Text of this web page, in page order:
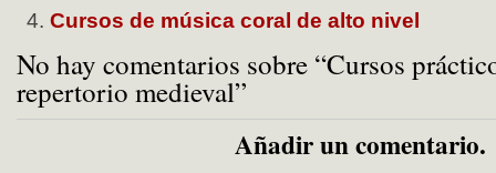
Cursos de música coral de alto nivel
No hay comentarios sobre “Cursos
repertorio medieval”
Añadir un comentario.